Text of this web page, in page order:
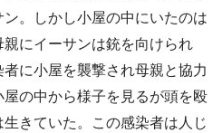
。しかし小屋の中にいたのは
にイーサンは銃を向けられ
に小屋を襲撃され母親と協力
の中から様子を見るが頭を殴
きていた。この感染者は人じ